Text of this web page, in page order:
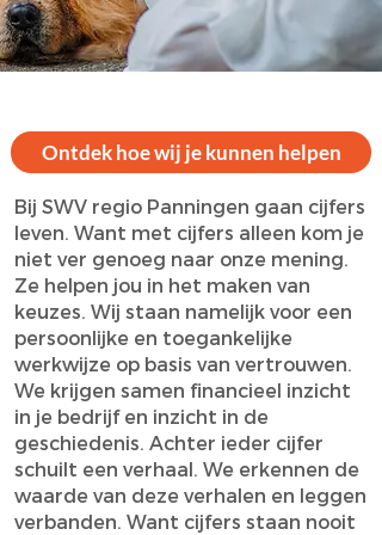
Ontdek hoe wij je kunnen helpen
Bij SWV regio Panningen gaan cijfers
leven. Want met cijfers alleen kom je
niet ver genoeg naar onze mening.
Ze helpen jou in het maken van
keuzes. Wij staan namelijk voor een
persoonlijke en toegankelijke
werkwijze op basis van vertrouwen.
We krijgen samen financieel inzicht
in je bedrijf en inzicht in de
geschiedenis. Achter ieder cijfer
schuilt een verhaal. We erkennen de
waarde van deze verhalen en leggen
verbanden. Want cijfers staan nooit